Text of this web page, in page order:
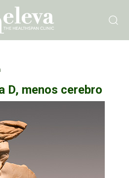
D, menos cerebro